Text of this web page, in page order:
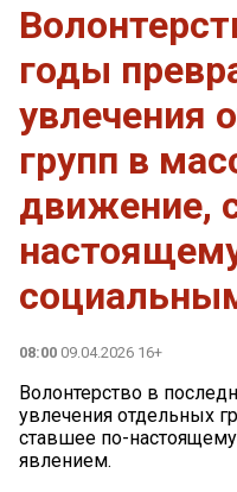
годы
увлечения
групп в
движение,
08:00 09.04.2026 16+
Волонтерство в
увлечения отдельных
ставшее по-
явлением.